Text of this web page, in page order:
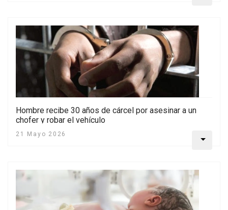
Hombre recibe 30 años de cárcel por asesinar a un
chofer y robar el vehículo
21 Mayo 2026